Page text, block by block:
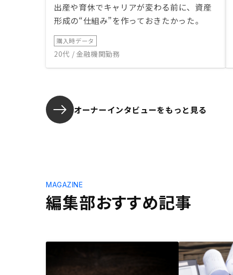
出産や育休でキャリアが変わる前に、資産
形成の“仕組み”を作っておきたかった。
購入時データ
20代 / 金融機関勤務
オーナーインタビューをもっと見る
編集部おすすめ記事
MAGAZINE